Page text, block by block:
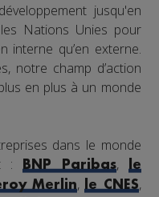
jusqu'en
Nations Unies pour
interne qu’en externe.
notre champ d’action
en plus à un monde
dans le monde
:
BNP Paribas,
le
Merlin, le CNES,